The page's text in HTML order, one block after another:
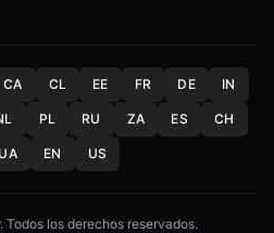
CA CL EE FR DE IN
PL RU ZA ES CH
UA EN US
. Todos los derechos reservados.